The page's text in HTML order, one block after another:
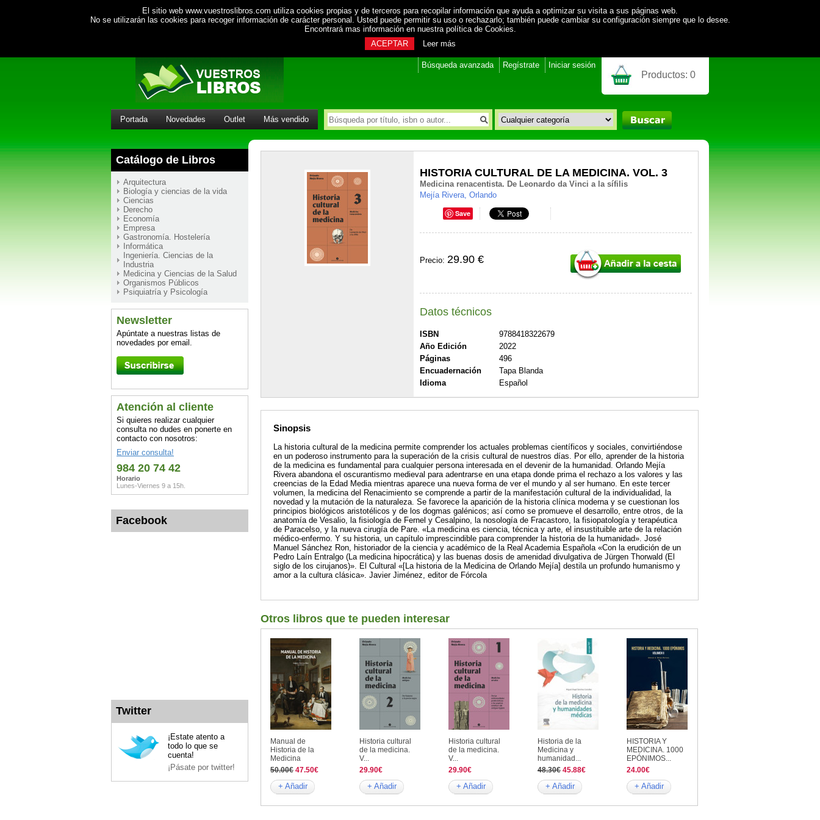
El sitio web www.vuestroslibros.com utiliza cookies propias y de terceros para recopilar información que ayuda a optimizar su visita a sus páginas web.
No se utilizarán las cookies para recoger información de carácter personal. Usted puede permitir su uso o rechazarlo; también puede cambiar su configuración siempre que lo desee.
Encontrará mas información en nuestra política de Cookies.
ACEPTAR
Leer más
Búsqueda avanzada Regístrate Iniciar sesión
Productos: 0
Portada Novedades Outlet Más vendido
Catálogo de Libros
Arquitectura
Biología y ciencias de la vida
Ciencias
Derecho
Economía
Empresa
Gastronomía. Hostelería
Informática
Ingeniería. Ciencias de la
Industria
Medicina y Ciencias de la Salud
Organismos Públicos
Psiquiatría y Psicología
Newsletter
Apúntate a nuestras listas de
novedades por email.
Atención al cliente
Si quieres realizar cualquier
consulta no dudes en ponerte en
contacto con nosotros:
Enviar consulta!
984 20 74 42
Horario
Lunes-Viernes 9 a 15h.
Facebook
Twitter
¡Estate atento a
todo lo que se
cuenta!
¡Pásate por twitter!
HISTORIA CULTURAL DE LA MEDICINA. VOL. 3
Medicina renacentista. De Leonardo da Vinci a la sífilis
Mejía Rivera, Orlando
Save
Precio: 29.90 €
Datos técnicos
ISBN
9788418322679
Año Edición
2022
Páginas
496
Encuadernación
Tapa Blanda
Idioma
Español
Sinopsis
La historia cultural de la medicina permite comprender los actuales problemas científicos y sociales, convirtiéndose
en un poderoso instrumento para la superación de la crisis cultural de nuestros días. Por ello, aprender de la historia
de la medicina es fundamental para cualquier persona interesada en el devenir de la humanidad. Orlando Mejía
Rivera abandona el oscurantismo medieval para adentrarse en una etapa donde prima el rechazo a los valores y las
creencias de la Edad Media mientras aparece una nueva forma de ver el mundo y al ser humano. En este tercer
volumen, la medicina del Renacimiento se comprende a partir de la manifestación cultural de la individualidad, la
novedad y la mutación de la naturaleza. Se favorece la aparición de la historia clínica moderna y se cuestionan los
principios biológicos aristotélicos y de los dogmas galénicos; así como se promueve el desarrollo, entre otros, de la
anatomía de Vesalio, la fisiología de Fernel y Cesalpino, la nosología de Fracastoro, la fisiopatología y terapéutica
de Paracelso, y la nueva cirugía de Pare. «La medicina es ciencia, técnica y arte, el insustituible arte de la relación
médico-enfermo. Y su historia, un capítulo imprescindible para comprender la historia de la humanidad». José
Manuel Sánchez Ron, historiador de la ciencia y académico de la Real Academia Española «Con la erudición de un
Pedro Laín Entralgo (La medicina hipocrática) y las buenas dosis de amenidad divulgativa de Jürgen Thorwald (El
siglo de los cirujanos)». El Cultural «[La historia de la Medicina de Orlando Mejía] destila un profundo humanismo y
amor a la cultura clásica». Javier Jiménez, editor de Fórcola
Otros libros que te pueden interesar
Manual de
Historia de la
Medicina
50.00€ 47.50€
+ Añadir
Historia cultural
de la medicina.
V...
29.90€
+ Añadir
Historia cultural
de la medicina.
V...
29.90€
+ Añadir
Historia de la
Medicina y
humanidad...
48.30€ 45.88€
+ Añadir
HISTORIA Y
MEDICINA. 1000
EPÓNIMOS...
24.00€
+ Añadir